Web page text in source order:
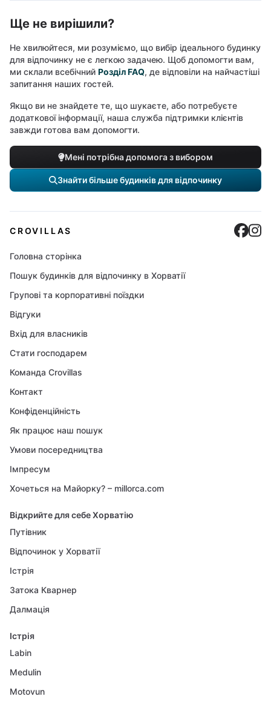
Ще не вирішили?
Не хвилюйтеся, ми розуміємо, що вибір ідеального будинку
для відпочинку не є легкою задачею. Щоб допомогти вам,
ми склали всебічний Розділ FAQ, де відповіли на найчастіші
запитання наших гостей.
Якщо ви не знайдете те, що шукаєте, або потребуєте
додаткової інформації, наша служба підтримки клієнтів
завжди готова вам допомогти.
Мені потрібна допомога з вибором
Знайти більше будинків для відпочинку
CROVILLAS
Головна сторінка
Пошук будинків для відпочинку в Хорватії
Групові та корпоративні поїздки
Відгуки
Вхід для власників
Стати господарем
Команда Crovillas
Контакт
Конфіденційність
Як працює наш пошук
Умови посередництва
Імпресум
Хочеться на Майорку? – millorca.com
Відкрийте для себе Хорватію
Путівник
Відпочинок у Хорватії
Істрія
Затока Кварнер
Далмація
Істрія
Labin
Medulin
Motovun